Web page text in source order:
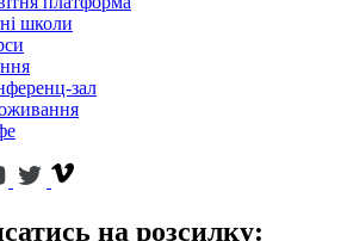
школи
зал
на розсилку: